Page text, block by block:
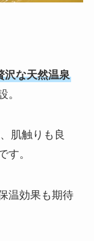
沢な天然温泉
。
肌触りも良
す。
温効果も期待